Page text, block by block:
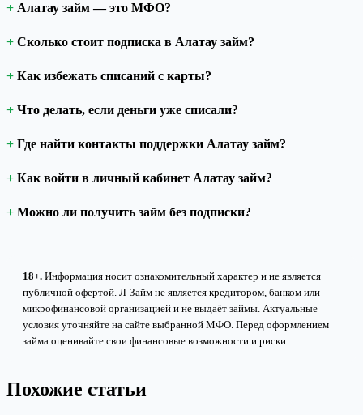
Алатау займ — это МФО?
Сколько стоит подписка в Алатау займ?
Как избежать списаний с карты?
Что делать, если деньги уже списали?
Где найти контакты поддержки Алатау займ?
Как войти в личный кабинет Алатау займ?
Можно ли получить займ без подписки?
18+. Информация носит ознакомительный характер и не является
публичной офертой. Л-Займ не является кредитором, банком или
микрофинансовой организацией и не выдаёт займы. Актуальные
условия уточняйте на сайте выбранной МФО. Перед оформлением
займа оценивайте свои финансовые возможности и риски.
Похожие статьи